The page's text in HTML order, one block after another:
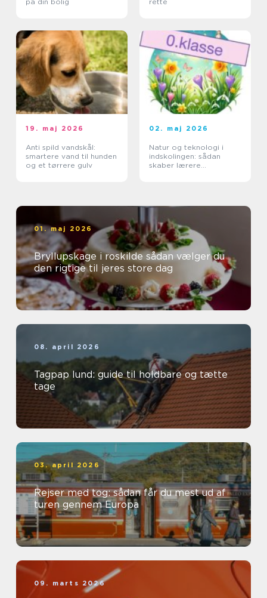
19. maj 2026
Anti spild vandskål:
smartere vand til hunden
og et tørrere gulv
02. maj 2026
Natur og teknologi i
indskolingen: sådan
skaber lærere
01. maj 2026
Bryllupskage i roskilde sådan vælger du
den rigtige til jeres store dag
08. april 2026
Tagpap lund: guide til holdbare og tætte
tage
03. april 2026
Rejser med tog: sådan får du mest ud af
turen gennem Europa
09. marts 2026